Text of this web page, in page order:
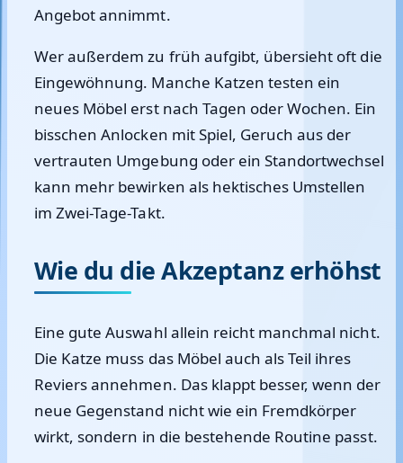
Angebot annimmt.
Wer außerdem zu früh aufgibt, übersieht oft die
Eingewöhnung. Manche Katzen testen ein
neues Möbel erst nach Tagen oder Wochen. Ein
bisschen Anlocken mit Spiel, Geruch aus der
vertrauten Umgebung oder ein Standortwechsel
kann mehr bewirken als hektisches Umstellen
im Zwei-Tage-Takt.
Wie du die Akzeptanz erhöhst
Eine gute Auswahl allein reicht manchmal nicht.
Die Katze muss das Möbel auch als Teil ihres
Reviers annehmen. Das klappt besser, wenn der
neue Gegenstand nicht wie ein Fremdkörper
wirkt, sondern in die bestehende Routine passt.